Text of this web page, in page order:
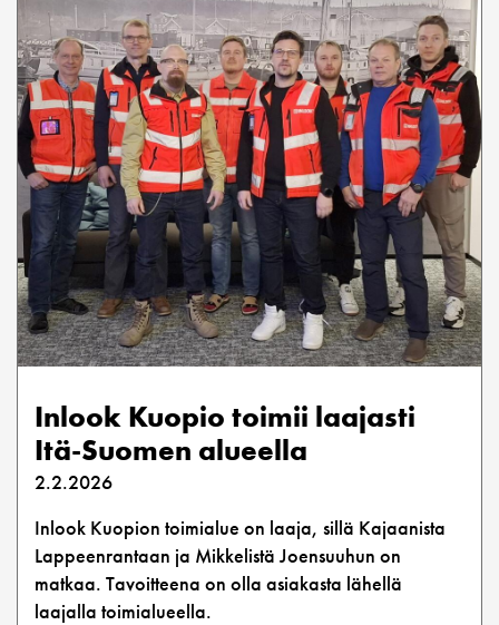
Inlook Kuopio toimii laajasti
Itä-Suomen alueella
2.2.2026
Inlook Kuopion toimialue on laaja, sillä Kajaanista
Lappeenrantaan ja Mikkelistä Joensuuhun on
matkaa. Tavoitteena on olla asiakasta lähellä
laajalla toimialueella.